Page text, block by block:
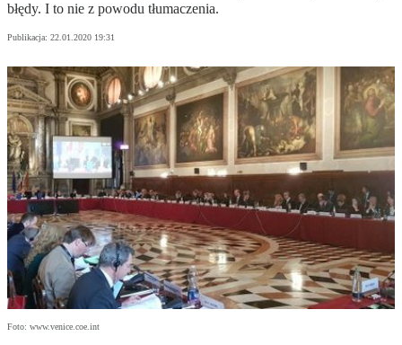
błędy. I to nie z powodu tłumaczenia.
Publikacja: 22.01.2020 19:31
Foto: www.venice.coe.int